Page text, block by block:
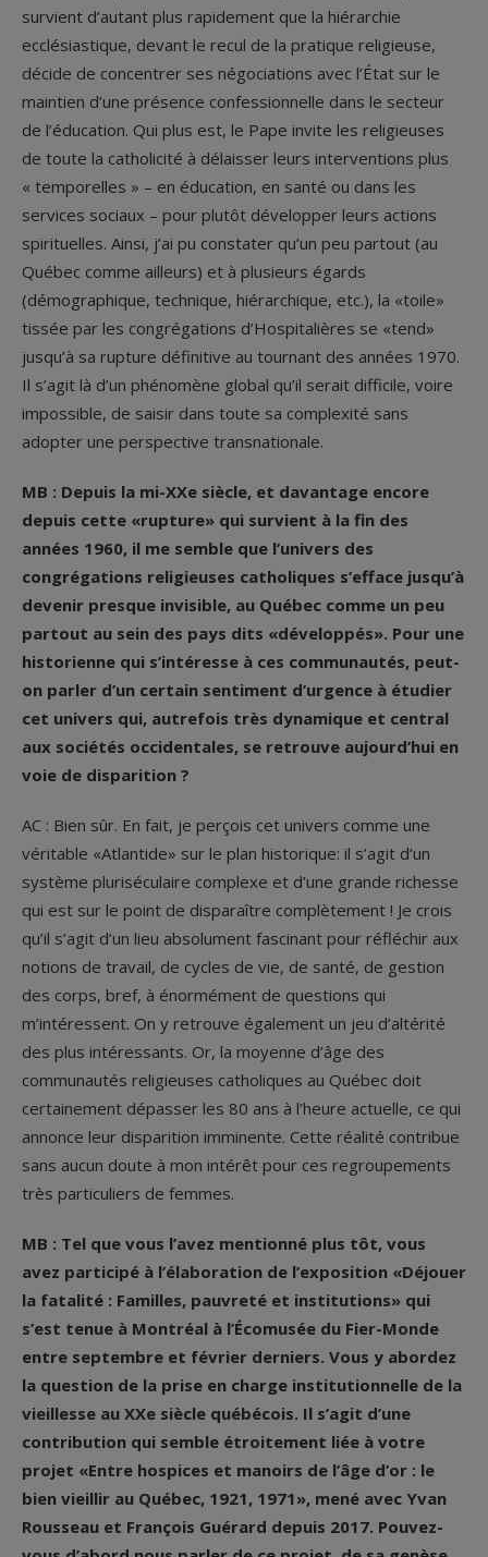
survient d’autant plus rapidement que la hiérarchie
ecclésiastique, devant le recul de la pratique religieuse,
décide de concentrer ses négociations avec l’État sur le
maintien d’une présence confessionnelle dans le secteur
de l’éducation. Qui plus est, le Pape invite les religieuses
de toute la catholicité à délaisser leurs interventions plus
« temporelles » – en éducation, en santé ou dans les
services sociaux – pour plutôt développer leurs actions
spirituelles. Ainsi, j’ai pu constater qu’un peu partout (au
Québec comme ailleurs) et à plusieurs égards
(démographique, technique, hiérarchique, etc.), la «toile»
tissée par les congrégations d’Hospitalières se «tend»
jusqu’à sa rupture définitive au tournant des années 1970.
Il s’agit là d’un phénomène global qu’il serait difficile, voire
impossible, de saisir dans toute sa complexité sans
adopter une perspective transnationale.
MB : Depuis la mi-XXe siècle, et davantage encore
depuis cette «rupture» qui survient à la fin des
années 1960, il me semble que l’univers des
congrégations religieuses catholiques s’efface jusqu’à
devenir presque invisible, au Québec comme un peu
partout au sein des pays dits «développés». Pour une
historienne qui s’intéresse à ces communautés, peut-
on parler d’un certain sentiment d’urgence à étudier
cet univers qui, autrefois très dynamique et central
aux sociétés occidentales, se retrouve aujourd’hui en
voie de disparition ?
AC : Bien sûr. En fait, je perçois cet univers comme une
véritable «Atlantide» sur le plan historique: il s’agit d’un
système pluriséculaire complexe et d’une grande richesse
qui est sur le point de disparaître complètement ! Je crois
qu’il s’agit d’un lieu absolument fascinant pour réfléchir aux
notions de travail, de cycles de vie, de santé, de gestion
des corps, bref, à énormément de questions qui
m’intéressent. On y retrouve également un jeu d’altérité
des plus intéressants. Or, la moyenne d’âge des
communautés religieuses catholiques au Québec doit
certainement dépasser les 80 ans à l’heure actuelle, ce qui
annonce leur disparition imminente. Cette réalité contribue
sans aucun doute à mon intérêt pour ces regroupements
très particuliers de femmes.
MB : Tel que vous l’avez mentionné plus tôt, vous
avez participé à l’élaboration de l’exposition «Déjouer
la fatalité : Familles, pauvreté et institutions» qui
s’est tenue à Montréal à l’Écomusée du Fier-Monde
entre septembre et février derniers. Vous y abordez
la question de la prise en charge institutionnelle de la
vieillesse au XXe siècle québécois. Il s’agit d’une
contribution qui semble étroitement liée à votre
projet «Entre hospices et manoirs de l’âge d’or : le
bien vieillir au Québec, 1921, 1971», mené avec Yvan
Rousseau et François Guérard depuis 2017. Pouvez-